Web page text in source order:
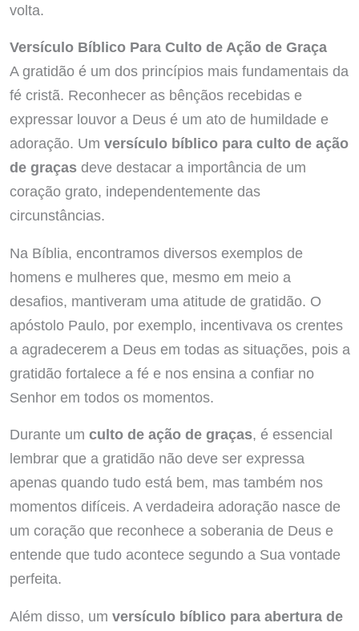
volta.
Versículo Bíblico Para Culto de Ação de Graça
A gratidão é um dos princípios mais fundamentais da
fé cristã. Reconhecer as bênçãos recebidas e
expressar louvor a Deus é um ato de humildade e
adoração. Um versículo bíblico para culto de ação
de graçasdeve destacar a importância de um
coração grato, independentemente das
circunstâncias.
Na Bíblia, encontramos diversos exemplos de
homens e mulheres que, mesmo em meio a
desafios, mantiveram uma atitude de gratidão. O
apóstolo Paulo, por exemplo, incentivava os crentes
a agradecerem a Deus em todas as situações, pois a
gratidão fortalece a fé e nos ensina a confiar no
Senhor em todos os momentos.
Durante um culto de ação de graças, é essencial
lembrar que a gratidão não deve ser expressa
apenas quando tudo está bem, mas também nos
momentos difíceis. A verdadeira adoração nasce de
um coração que reconhece a soberania de Deus e
entende que tudo acontece segundo a Sua vontade
perfeita.
Além disso, um versículo bíblico para abertura de